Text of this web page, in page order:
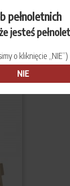
pełnoletnich
jesteś
o kliknięcie „NIE”)
NIE